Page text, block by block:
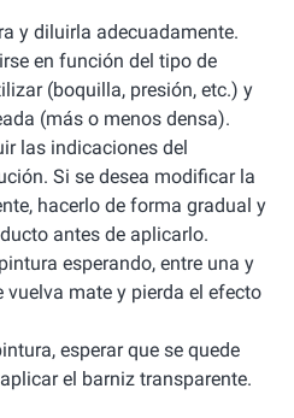
y diluirla adecuadamente.
en función del tipo de
(boquilla, presión, etc.) y
(más o menos densa).
las indicaciones del
Si se desea modificar la
hacerlo de forma gradual y
antes de aplicarlo.
esperando, entre una y
vuelva mate y pierda el efecto
esperar que se quede
el barniz transparente.